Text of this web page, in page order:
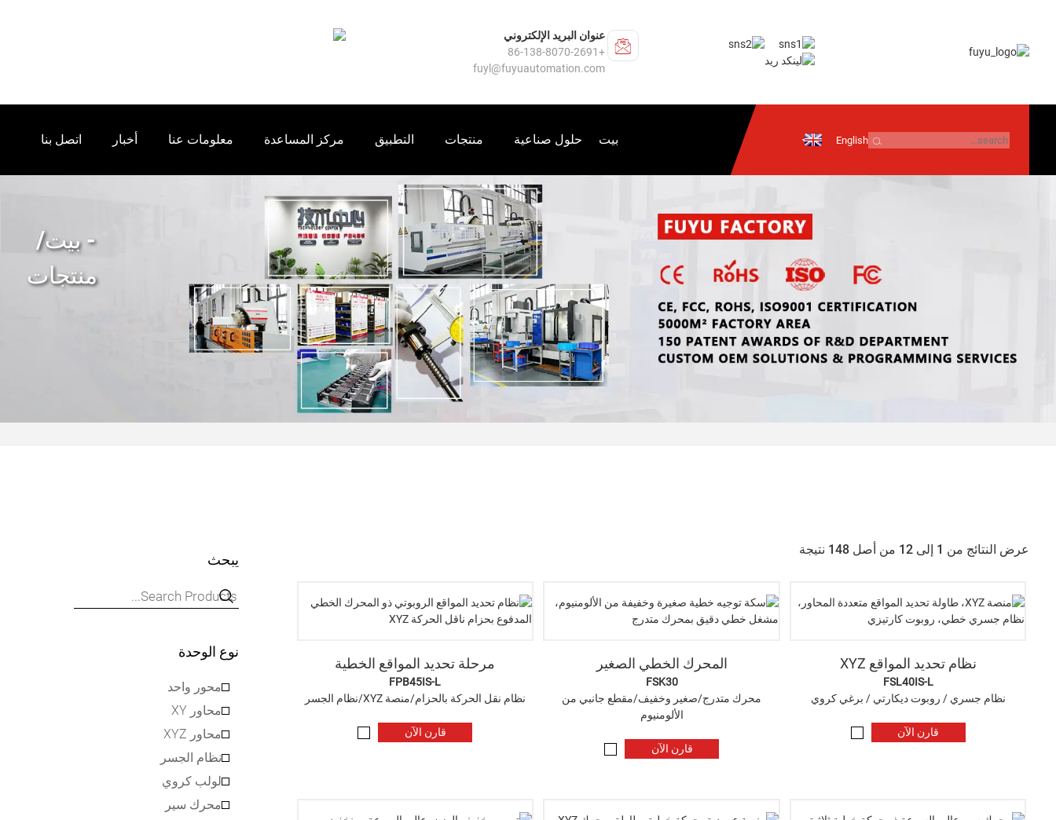
عنوان البريد الإلكتروني
+86-138-8070-2691
fuyl@fuyuautomation.com
بيت حلول صناعية منتجات التطبيق مركز المساعدة معلومات عنا أخبار اتصل بنا English
بيت
منتجات
يبحث
نوع الوحدة
محور واحد
محاور XY
محاور XYZ
نظام الجسر
لولب كروي
محرك سير
عرض النتائج من 1 إلى 12 من أصل 148 نتيجة
نظام تحديد المواقع XYZ
FSL40IS-L
نظام جسري / روبوت ديكارتي / برغي كروي
قارن الآن
المحرك الخطي الصغير
FSK30
محرك متدرج/صغير وخفيف/مقطع جانبي من
الألومنيوم
قارن الآن
مرحلة تحديد المواقع الخطية
FPB45IS-L
نظام نقل الحركة بالحزام/منصة XYZ/نظام الجسر
قارن الآن